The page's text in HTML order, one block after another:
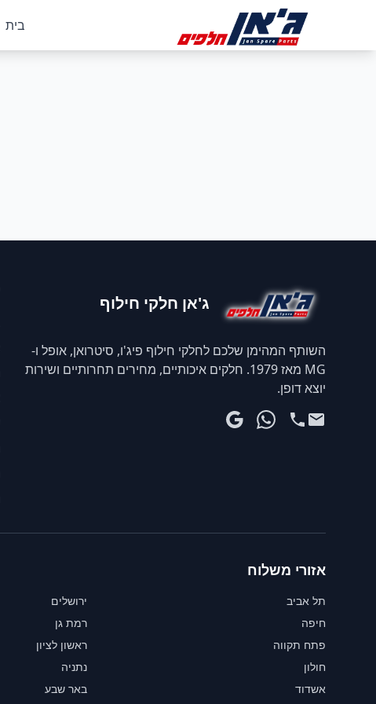
בית
ג'אן חלקי חילוף
השותף המהימן שלכם לחלקי חילוף פיג'ו, סיטרואן, אופל ו-
MG מאז 1979. חלקים איכותיים, מחירים תחרותיים ושירות
יוצא דופן.
אזורי משלוח
תל אביב
ירושלים
חיפה
רמת גן
פתח תקווה
ראשון לציון
חולון
נתניה
אשדוד
באר שבע